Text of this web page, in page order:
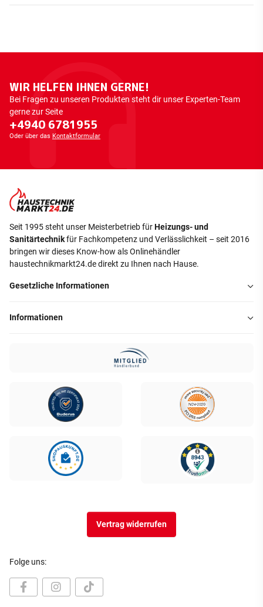
WIR HELFEN IHNEN GERNE!
Bei Fragen zu unseren Produkten steht dir unser Experten-Team
gerne zur Seite
+4940 6781955
Oder über das Kontaktformular
Seit 1995 steht unser Meisterbetrieb fürHeizungs- und
Sanitärtechnikfür Fachkompetenz und Verlässlichkeit – seit 2016
bringen wir dieses Know-how als Onlinehändler
haustechnikmarkt24.de direkt zu Ihnen nach Hause.
Gesetzliche Informationen
Informationen
Vertrag widerrufen
Folge uns: